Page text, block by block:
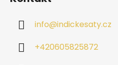
info@indickesaty.cz
+420605825872